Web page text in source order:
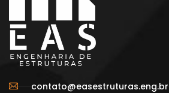
contato@easestruturas.eng.br